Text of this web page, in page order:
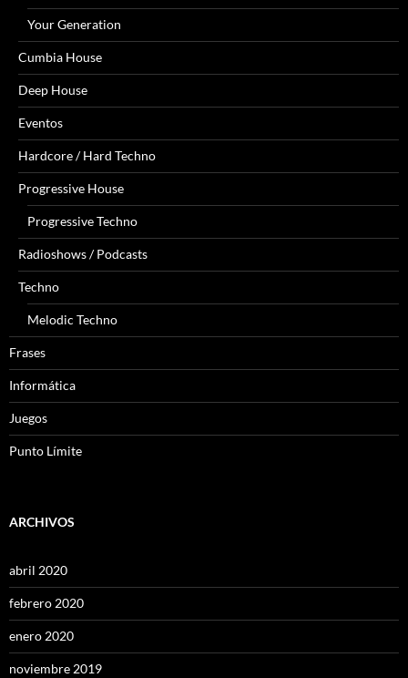
Your Generation
Cumbia House
Deep House
Eventos
Hardcore / Hard Techno
Progressive House
Progressive Techno
Radioshows / Podcasts
Techno
Melodic Techno
Frases
Informática
Juegos
Punto Límite
ARCHIVOS
abril 2020
febrero 2020
enero 2020
noviembre 2019